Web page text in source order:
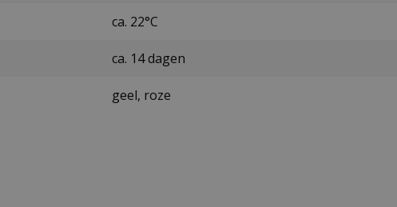
ca. 22°C
ca. 14 dagen
geel, roze